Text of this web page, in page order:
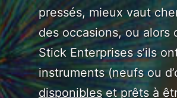
pressés, mieux vaut
des occasions, ou alors
Stick Enterprises s’ils
instruments (neufs ou
disponibleset prêts à